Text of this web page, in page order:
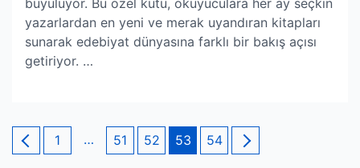
büyülüyor. Bu özel kutu, okuyuculara her ay seçkin
yazarlardan en yeni ve merak uyandıran kitapları
sunarak edebiyat dünyasına farklı bir bakış açısı
getiriyor. …
Yazı
sayfalaması
Page
1 … Page
51 Page
52 Page
53 Page
54